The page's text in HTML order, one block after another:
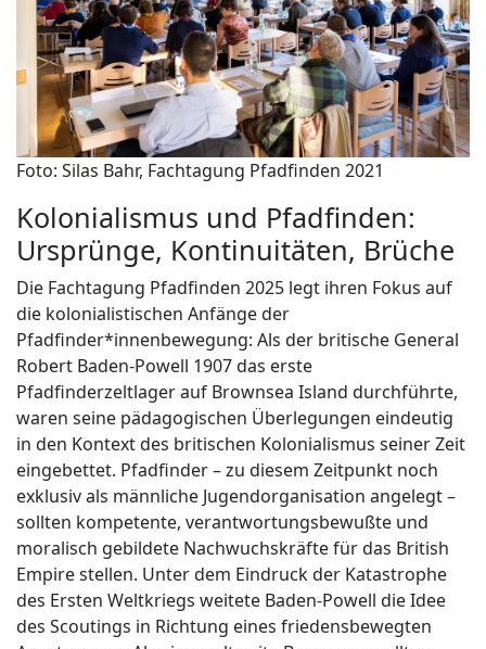
Foto: Silas Bahr, Fachtagung Pfadfinden 2021
Kolonialismus und Pfadfinden:
Ursprünge, Kontinuitäten, Brüche
Die Fachtagung Pfadfinden 2025 legt ihren Fokus auf
die kolonialistischen Anfänge der
Pfadfinder*innenbewegung: Als der britische General
Robert Baden-Powell 1907 das erste
Pfadfinderzeltlager auf Brownsea Island durchführte,
waren seine pädagogischen Überlegungen eindeutig
in den Kontext des britischen Kolonialismus seiner Zeit
eingebettet. Pfadfinder – zu diesem Zeitpunkt noch
exklusiv als männliche Jugendorganisation angelegt –
sollten kompetente, verantwortungsbewußte und
moralisch gebildete Nachwuchskräfte für das British
Empire stellen. Unter dem Eindruck der Katastrophe
des Ersten Weltkriegs weitete Baden-Powell die Idee
des Scoutings in Richtung eines friedensbewegten